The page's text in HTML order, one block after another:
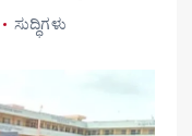
ಸುದ್ಧಿಗಳು